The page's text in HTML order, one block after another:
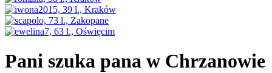
Pani szuka pana w Chrzanowie